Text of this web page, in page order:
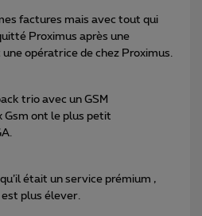
factures mais avec tout qui
Proximus après une
opératrice de chez Proximus.
trio avec un GSM
Gsm ont le plus petit
était un service prémium ,
plus élever.